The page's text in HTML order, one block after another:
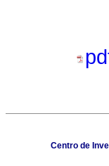
Centro de